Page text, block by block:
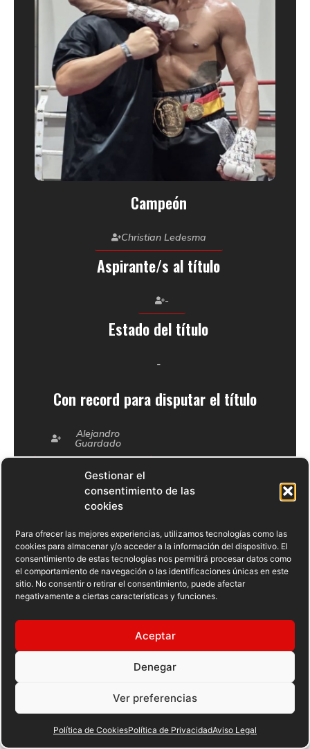
Gestionar el
consentimiento de las
cookies
Para ofrecer las mejores experiencias, utilizamos tecnologías como las
cookies para almacenar y/o acceder a la información del dispositivo. El
consentimiento de estas tecnologías nos permitirá procesar datos como
el comportamiento de navegación o las identificaciones únicas en este
sitio. No consentir o retirar el consentimiento, puede afectar
negativamente a ciertas características y funciones.
Aceptar
Denegar
Ver preferencias
Política de CookiesPolítica de PrivacidadAviso Legal
Campeón
Christian Ledesma
Aspirante/s al título
-
Estado del título
-
Con record para disputar el título
Alejandro
Guardado
Alejandro Moya
Braian
Ramírez
Juan León
Acosta
Sandor Martín